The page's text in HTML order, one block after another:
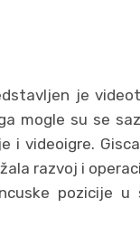
je
mogle su se
i videoigre.
razvoj i
pozicije u